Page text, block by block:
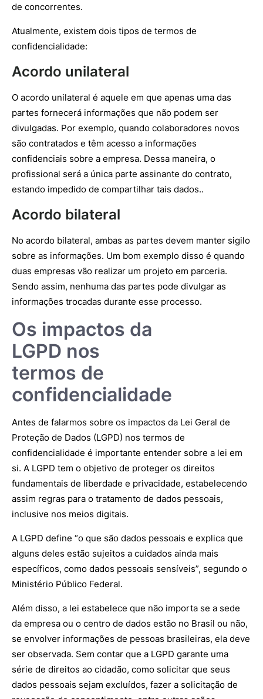
de concorrentes.
Atualmente, existem dois tipos de termos de
confidencialidade:
Acordo unilateral
O acordo unilateral é aquele em que apenas uma das
partes fornecerá informações que não podem ser
divulgadas. Por exemplo, quando colaboradores novos
são contratados e têm acesso a informações
confidenciais sobre a empresa. Dessa maneira, o
profissional será a única parte assinante do contrato,
estando impedido de compartilhar tais dados..
Acordo bilateral
No acordo bilateral, ambas as partes devem manter sigilo
sobre as informações. Um bom exemplo disso é quando
duas empresas vão realizar um projeto em parceria.
Sendo assim, nenhuma das partes pode divulgar as
informações trocadas durante esse processo.
Os impactos da
LGPD nos
termos de
confidencialidade
Antes de falarmos sobre os impactos da Lei Geral de
Proteção de Dados (LGPD) nos termos de
confidencialidade é importante entender sobre a lei em
si. A LGPD tem o objetivo de proteger os direitos
fundamentais de liberdade e privacidade, estabelecendo
assim regras para o tratamento de dados pessoais,
inclusive nos meios digitais.
A LGPD define “o que são dados pessoais e explica que
alguns deles estão sujeitos a cuidados ainda mais
específicos, como dados pessoais sensíveis”, segundo o
Ministério Público Federal.
Além disso, a lei estabelece que não importa se a sede
da empresa ou o centro de dados estão no Brasil ou não,
se envolver informações de pessoas brasileiras, ela deve
ser observada. Sem contar que a LGPD garante uma
série de direitos ao cidadão, como solicitar que seus
dados pessoais sejam excluídos, fazer a solicitação de